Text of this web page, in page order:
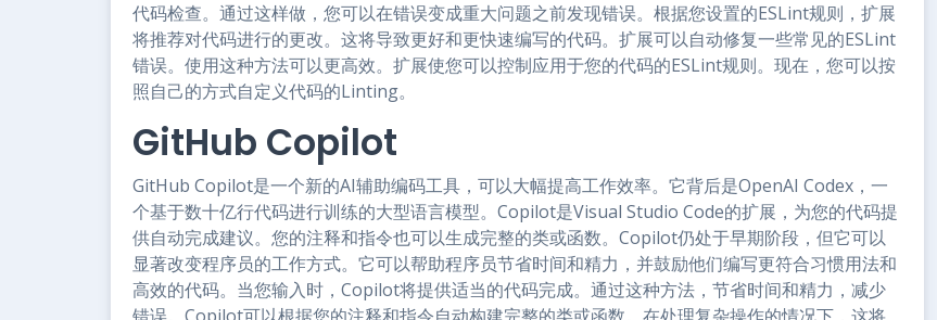
代码检查。通过这样做，您可以在错误变成重大问题之前发现错误。根据您设置的ESLint规则，扩展
将推荐对代码进行的更改。这将导致更好和更快速编写的代码。扩展可以自动修复一些常见的ESLint
错误。使用这种方法可以更高效。扩展使您可以控制应用于您的代码的ESLint规则。现在，您可以按
照自己的方式自定义代码的Linting。
GitHub Copilot
GitHub Copilot是一个新的AI辅助编码工具，可以大幅提高工作效率。它背后是OpenAI Codex，一
个基于数十亿行代码进行训练的大型语言模型。Copilot是Visual Studio Code的扩展，为您的代码提
供自动完成建议。您的注释和指令也可以生成完整的类或函数。Copilot仍处于早期阶段，但它可以
显著改变程序员的工作方式。它可以帮助程序员节省时间和精力，并鼓励他们编写更符合习惯用法和
高效的代码。当您输入时，Copilot将提供适当的代码完成。通过这种方法，节省时间和精力，减少